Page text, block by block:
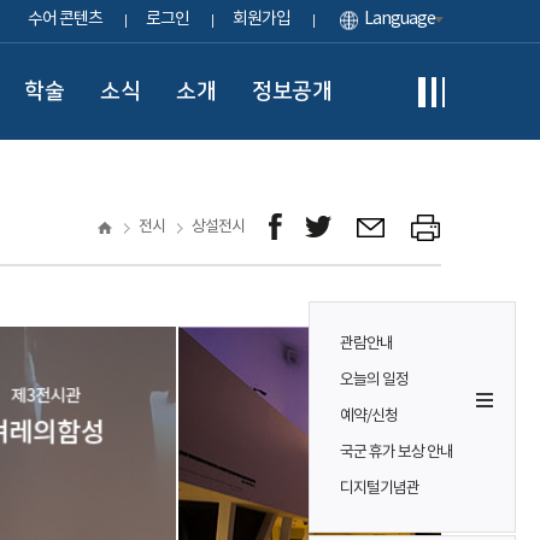
수어 콘텐츠 로그인 회원가입 Language
학술 소식 소개 정보공개
관람안내
오늘의 일정
예약/신청
국군 휴가 보상 안내
디지털기념관
전시 상설전시